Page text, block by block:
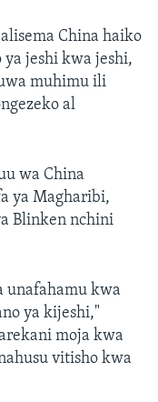
China haiko
jeshi kwa jeshi,
muhimu ili
al
wa China
ya Magharibi,
Blinken nchini
unafahamu kwa
ya kijeshi,"
moja kwa
vitisho kwa